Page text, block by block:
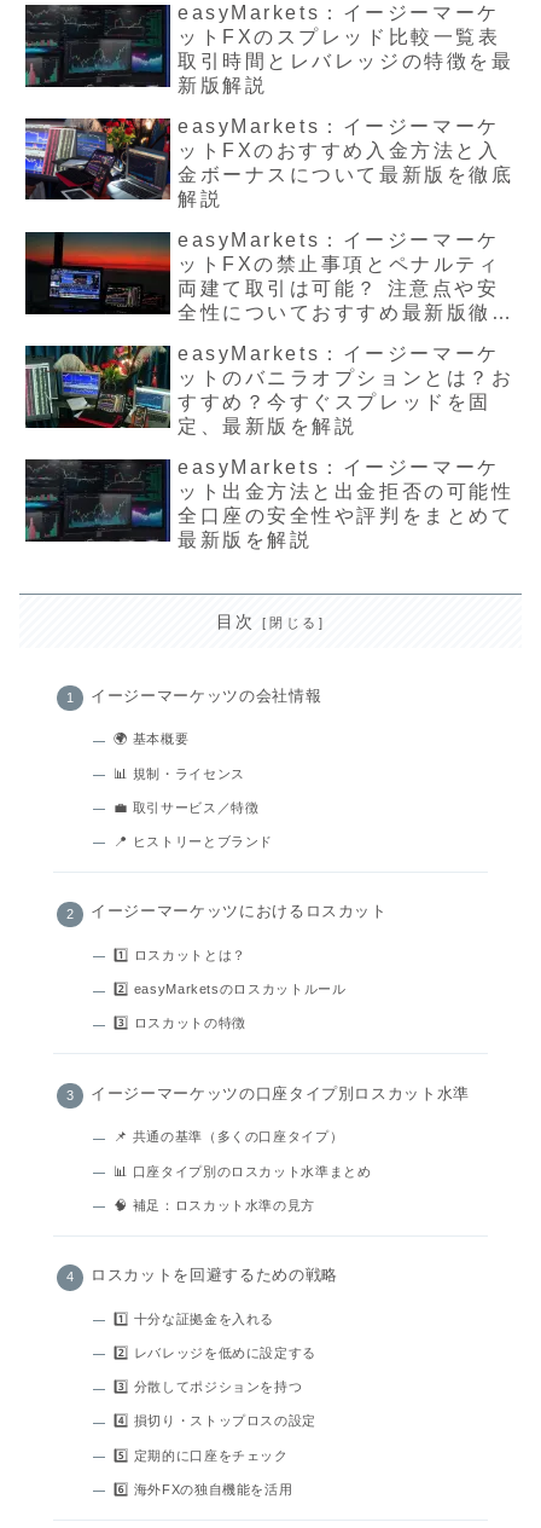
easyMarkets：イージーマーケ
ットFXのスプレッド比較一覧表
取引時間とレバレッジの特徴を最
新版解説
easyMarkets：イージーマーケ
ットFXのおすすめ入金方法と入
金ボーナスについて最新版を徹底
解説
easyMarkets：イージーマーケ
ットFXの禁止事項とペナルティ
両建て取引は可能？ 注意点や安
全性についておすすめ最新版徹底
easyMarkets：イージーマーケ
ットのバニラオプションとは？お
すすめ？今すぐスプレッドを固
定、最新版を解説
easyMarkets：イージーマーケ
ット出金方法と出金拒否の可能性
全口座の安全性や評判をまとめて
最新版を解説
目次
イージーマーケッツの会社情報
🌍 基本概要
📊 規制・ライセンス
💼 取引サービス／特徴
📍 ヒストリーとブランド
イージーマーケッツにおけるロスカット
1️⃣ ロスカットとは？
2️⃣ easyMarketsのロスカットルール
3️⃣ ロスカットの特徴
イージーマーケッツの口座タイプ別ロスカット水準
📌 共通の基準（多くの口座タイプ）
📊 口座タイプ別のロスカット水準まとめ
🧠 補足：ロスカット水準の見方
ロスカットを回避するための戦略
1️⃣ 十分な証拠金を入れる
2️⃣ レバレッジを低めに設定する
3️⃣ 分散してポジションを持つ
4️⃣ 損切り・ストップロスの設定
5️⃣ 定期的に口座をチェック
6️⃣ 海外FXの独自機能を活用